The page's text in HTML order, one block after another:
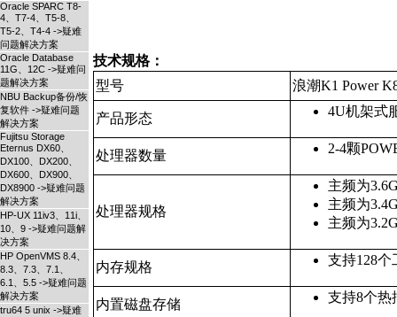
Oracle SPARC T8-
4、T7-4、T5-8、
T5-2、T4-4 ->疑难
问题解决方案
Oracle Database
11G、12C ->疑难问
题解决方案
NBU Backup备份/恢
复软件 ->疑难问题
解决方案
Fujitsu Storage
Eternus DX60、
DX100、DX200、
DX600、DX900、
DX8900 ->疑难问题
解决方案
HP-UX 11iv3、11i、
10、9 ->疑难问题解
决方案
HP OpenVMS 8.4、
8.3、7.3、7.1、
6.1、5.5 ->疑难问题
解决方案
tru64 5 unix ->疑难
型号
浪潮K1 Power
产品形态 4U机架式
处理器数量 2-4颗
处理器规格
主频为
主频为
主频为
内存规格 支持128
内置磁盘存储 支持8个热